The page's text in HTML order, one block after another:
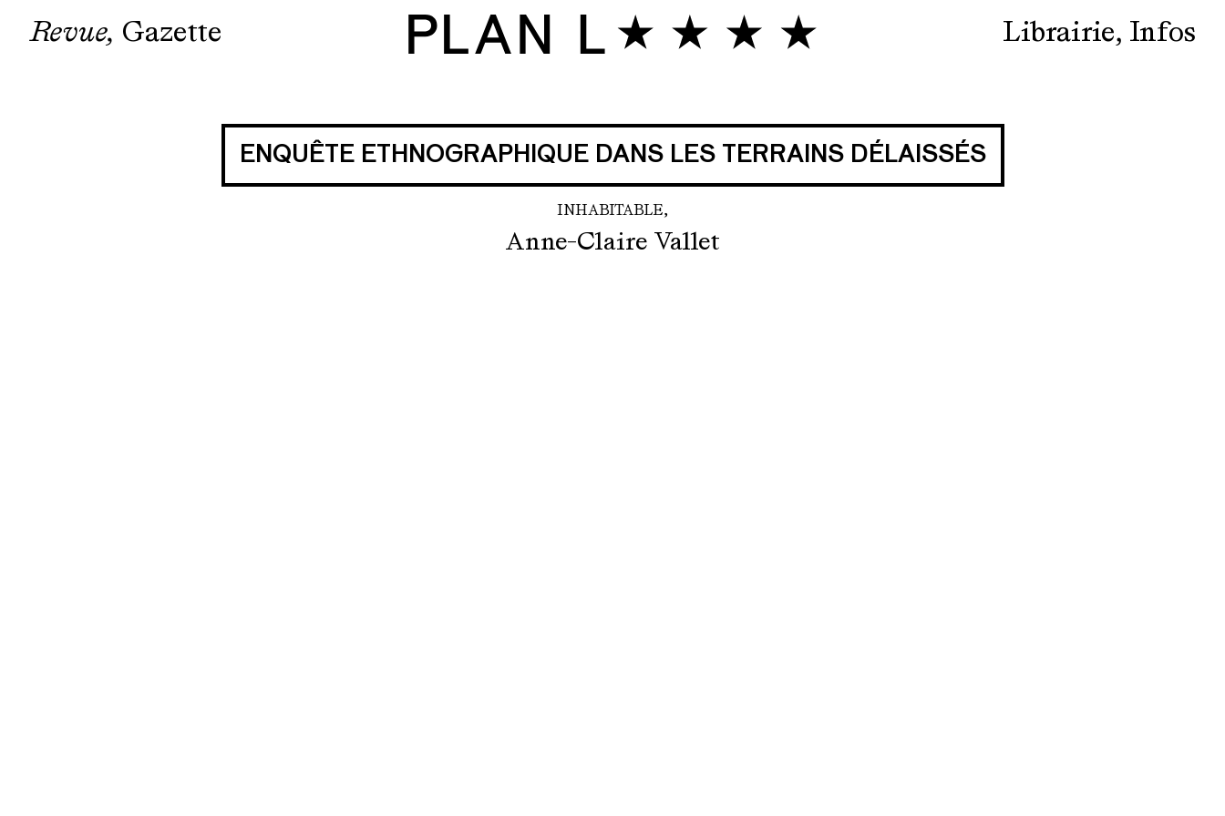
Revue Gazette Librairie Infos
ENQUÊTE ETHNOGRAPHIQUE DANS LES TERRAINS DÉLAISSÉS
INHABITABLE,
Anne-Claire Vallet